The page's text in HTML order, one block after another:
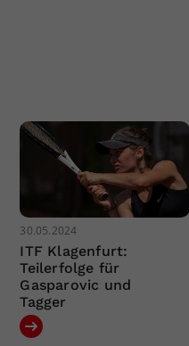
30.05.2024
ITF Klagenfurt:
Teilerfolge für
Gasparovic und
Tagger